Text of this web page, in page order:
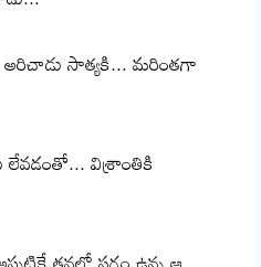
అరిచాడు సాత్యకి... మరింతగా
విశ్రాంతికి